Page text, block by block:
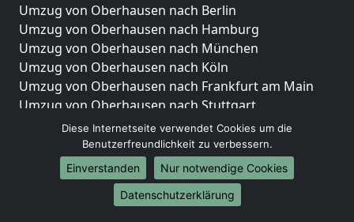
Umzug von Oberhausen nach Berlin
Umzug von Oberhausen nach Hamburg
Umzug von Oberhausen nach München
Umzug von Oberhausen nach Köln
Umzug von Oberhausen nach Frankfurt am Main
Umzug von Oberhausen nach Stuttgart
Umzug von Oberhausen nach Düsseldorf
Umzug von Oberhausen nach Leipzig
Umzug von Oberhausen nach Dortmund
Umzug von Oberhausen nach Essen
Umzug von Oberhausen nach Bremen
Diese Internetseite verwendet Cookies um die
Benutzerfreundlichkeit zu verbessern.
Einverstanden
Nur notwendige Cookies
Datenschutzerklärung